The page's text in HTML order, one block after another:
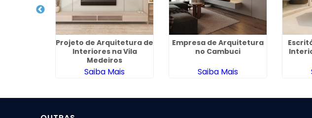
Projeto de Arquitetura de
Interiores na Vila
Medeiros
Saiba Mais
Empresa de Arquitetura
no Cambuci
Saiba Mais